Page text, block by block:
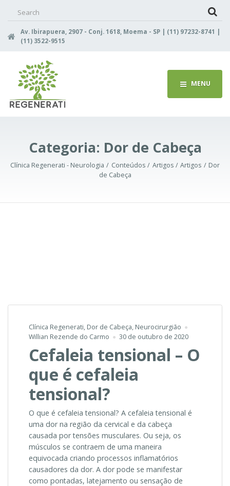
Av. Ibirapuera, 2907 - Conj. 1618, Moema - SP | (11) 97232-8741 |
(11) 3522-9515
MENU
Categoria: Dor de Cabeça
Clínica Regenerati - Neurologia Conteúdos Artigos Artigos
Dor
de Cabeça
Clínica Regenerati, Dor de Cabeça, Neurocirurgião
Willian Rezende do Carmo
30 de outubro de 2020
Cefaleia tensional – O
que é cefaleia
tensional?
O que é cefaleia tensional? A cefaleia tensional é
uma dor na região da cervical e da cabeça
causada por tensões musculares. Ou seja, os
músculos se contraem de uma maneira
equivocada criando processos inflamatórios
causadores da dor. A dor pode se manifestar
como pontadas, latejamento ou sensação de